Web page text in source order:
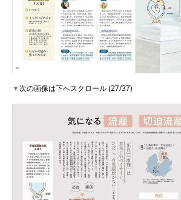
▼次の画像は下へスクロール (27/37)